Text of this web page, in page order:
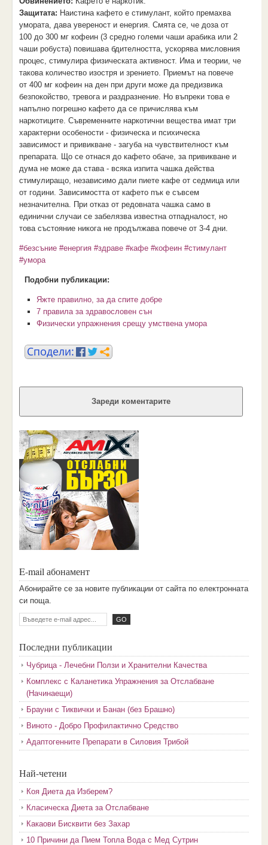
Защитата: Наистина кафето е стимулант, който премахва
умората, дава увереност и енергия. Смята се, че доза от
100 до 300 мг кофеин (3 средно големи чаши арабика или 2
чаши робуста) повишава бдителността, ускорява мисловния
процес, стимулира физическата активност. Има и теории, че
такова количество изостря и зрението. Приемът на повече
от 400 мг кофеин на ден при други може да предизвика
безпокойство, тревога и раздразнение. Но въпреки това е
напълно погрешно кафето да се причислява към
наркотиците. Съвременните наркотични вещества имат три
характерни особености - физическа и психическа
зависимост и привикване - загуба на чувствителност към
препарата. Що се отнася до кафето обаче, за привикване и
дума не може да става - всяка изпита чашка действа
стимулиращо, независимо дали пиете кафе от седмица или
от години. Зависимостта от кафето пък е съвсем
незначителна. При отказ от редовната чашка само в
единични случаи се забелязва известна отпадналост, но
това състояние никога не продължава повече от 3-4 дни.
#безсъние #енергия #здраве #кафе #кофеин #стимулант
#умора
Подобни публикации:
Яжте правилно, за да спите добре
7 правила за здравословен сън
Физически упражнения срещу умствена умора
Зареди коментарите
E-mail абонамент
Aбoниpaйтe ce зa нoвитe пyбликaции oт caйтa пo eлeктpoннaтa
cи пoщa.
Последни публикации
Чубрица - Лечебни Ползи и Хранителни Качества
Комплекс с Каланетика Упражнения за Отслабване
(Начинаещи)
Брауни с Тиквички и Банан (без Брашно)
Виното - Добро Профилактично Средство
Адаптогенните Препарати в Силовия Трибой
Най-четени
Коя Диета да Изберем?
Класическа Диета за Отслабване
Какаови Бисквити без Захар
10 Причини да Пием Топла Вода с Мед Сутрин